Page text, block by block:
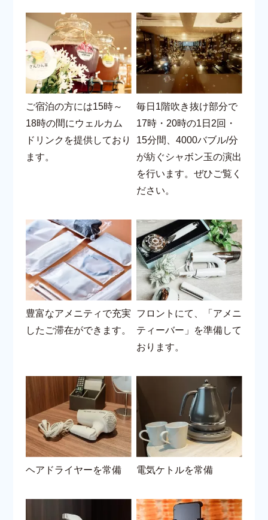
ご宿泊の方には15時～
18時の間にウェルカム
ドリンクを提供しており
ます。
毎日1階吹き抜け部分で
17時・20時の1日2回・
15分間、4000バブル/分
が紡ぐシャボン玉の演出
を行います。ぜひご覧く
ださい。
豊富なアメニティで充実
したご滞在ができます。
フロントにて、「アメニ
ティーバー」を準備して
おります。
ヘアドライヤーを常備 電気ケトルを常備